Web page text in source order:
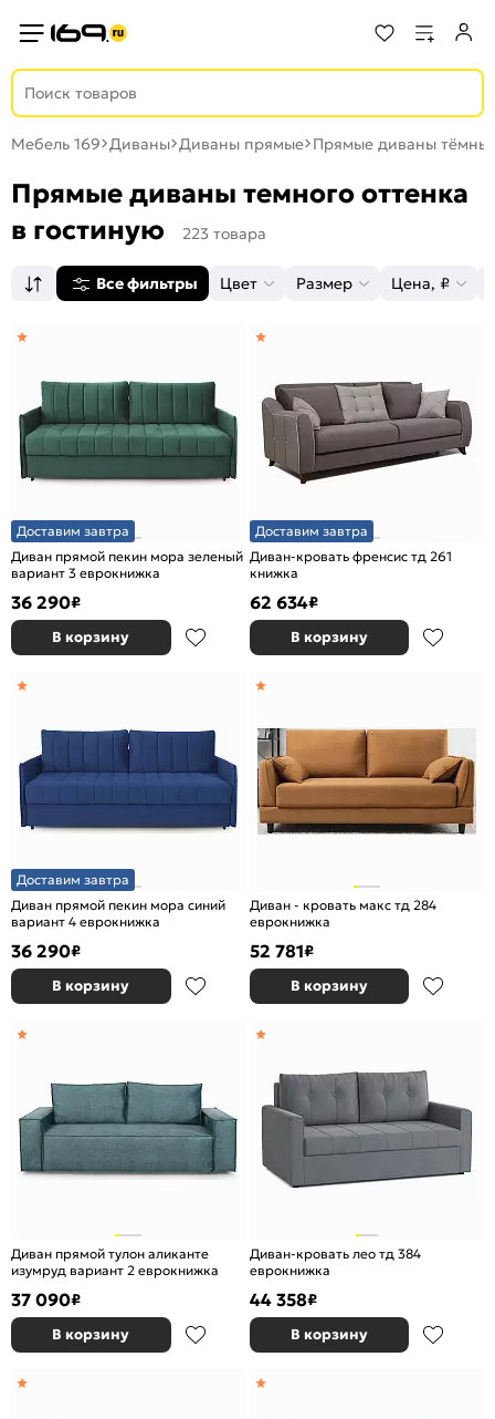
Мебель 169 Диваны Диваны прямые Прямые диваны
Прямые диваны темного оттенка
в гостиную
223 товара
Все фильтры Цвет Размер Цена, ₽
Доставим завтра
Диван прямой пекин мора зеленый
вариант 3 еврокнижка
36 290₽
В корзину
Доставим завтра
Диван-кровать френсис тд 261
книжка
62 634₽
В корзину
Доставим завтра
Диван прямой пекин мора синий
вариант 4 еврокнижка
36 290₽
В корзину
Диван - кровать макс тд 284
еврокнижка
52 781₽
В корзину
Диван прямой тулон аликанте
изумруд вариант 2 еврокнижка
37 090₽
В корзину
Диван-кровать лео тд 384
еврокнижка
44 358₽
В корзину